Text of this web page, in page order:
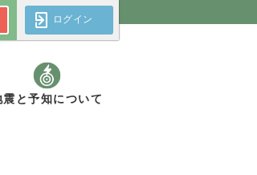
震と予知について
ログイン